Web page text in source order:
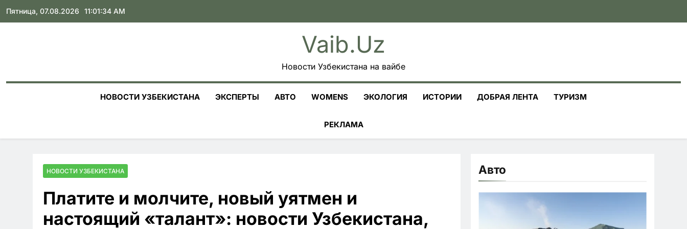
Skip
Пятница, 07.08.2026 11:01:36 AM
Vaib.uz
Новости Узбекистана на вайбе
НОВОСТИ УЗБЕКИСТАНА ЭКСПЕРТЫ АВТО WOMENS ЭКОЛОГИЯ ИСТОРИИ ДОБРАЯ ЛЕНТА ТУРИЗМ
РЕКЛАМА
НОВОСТИ УЗБЕКИСТАНА
Платите и молчите, новый уятмен и
настоящий «талант»: новости Узбекистана,
Авто